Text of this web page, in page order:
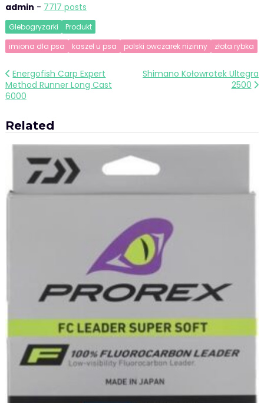
admin - 7717 posts
Glebogryzarki
Produkt
imiona dla psa
kaszel u psa polski owczarek nizinny złota rybka
Nawigacja
wpisu
Energofish Carp Expert
Method Runner Long Cast
6000
Shimano Kołowrotek Ultegra
2500
Related